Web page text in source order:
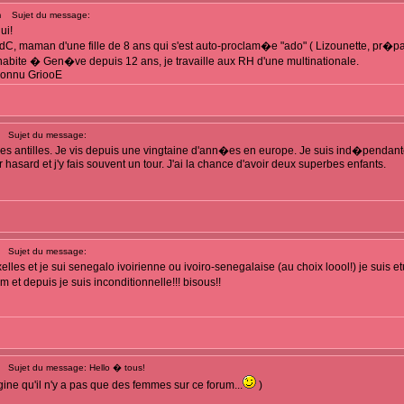
Sujet du message:
maman d'une fille de 8 ans qui s'est auto-proclam�e "ado" ( Lizounette,
� Gen�ve depuis 12 ans, je travaille aux RH d'une multinationale.
GriooE
Sujet du message:
antilles. Je vis depuis une vingtaine d'ann�es en europe. Je suis
et j'y fais souvent un tour. J'ai la chance d'avoir deux superbes enfants.
Sujet du message:
et je sui senegalo ivoirienne ou ivoiro-senegalaise (au choix loool!) je suis
et depuis je suis inconditionnelle!!! bisous!!
Sujet du message: Hello � tous!
qu'il n'y a pas que des femmes sur ce forum... )